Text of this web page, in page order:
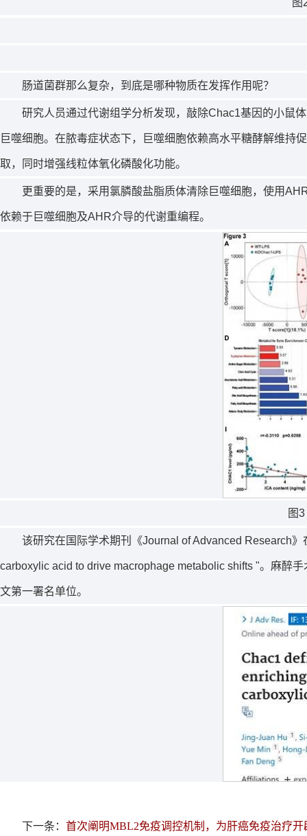
肠道菌群那么复杂，到底是哪种物质在发挥作用呢？
研究人员通过代谢组学分析发现，敲除Chac1基因的小鼠
巨噬细胞。在脓毒症状态下，巨噬细胞依赖高水平糖酵解维持
取，同时增强线粒体氧化磷酸化功能。
更重要的是，采用氯膦酸盐脂质体清除巨噬细胞，使用
依赖于巨噬细胞及AHR介导的代谢重编程。
图
该研究在国际学术期刊《Journal of Advanced Research
carboxylic acid to drive macrophage metabolic shifts "。麻醉
文第一署名单位。
下一条： 首次阐明MBL2免疫调控机制，为肝癌免疫治疗开